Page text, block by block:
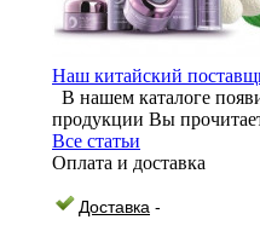
Наш китайский
В нашем каталоге
продукции Вы
Все статьи
Оплата и доставка
Доставка -